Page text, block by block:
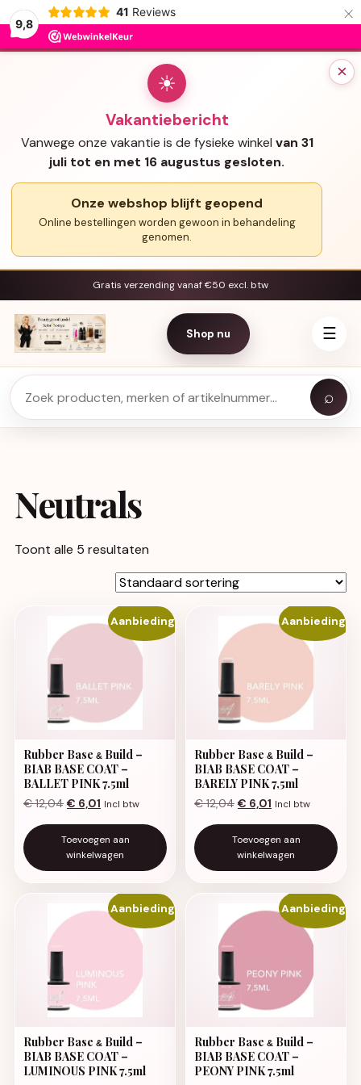
9,8
41 Reviews ×
×
☀
Vakantiebericht
Vanwege onze vakantie is de fysieke winkel van 31
juli tot en met 16 augustus gesloten.
Onze webshop blijft geopend
Online bestellingen worden gewoon in behandeling
genomen.
Gratis verzending vanaf €50 excl. btw
Shop nu ☰
⌕
Neutrals
Toont alle 5 resultaten
Aanbieding!
Rubber Base & Build –
BIAB BASE COAT –
BALLET PINK 7.5ml
€12,04 Oorspronkelijke prijs was: € 12,04.
€ 6,01 Huidige prijs is: € 6,01.
Incl btw
Toevoegen aan
winkelwagen
Aanbieding!
Rubber Base & Build –
BIAB BASE COAT –
BARELY PINK 7,5ml
€12,04 Oorspronkelijke prijs
€ 6,01 Huidige prijs is:
Incl btw
Toevoegen aan
winkelwagen
Aanbieding!
Rubber Base & Build –
BIAB BASE COAT –
LUMINOUS PINK 7.5ml
Aanbieding!
Rubber Base & Build –
BIAB BASE COAT –
PEONY PINK 7.5ml